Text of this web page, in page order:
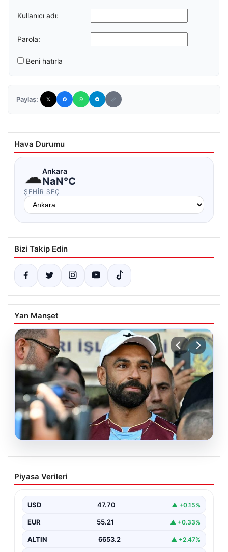
Kullanıcı adı:
Parola:
Beni hatırla
Paylaş:
Hava Durumu
☁Ankara
NaN°C
ŞEHIR SEÇ
Bizi Takip Edin
Yan Manşet
06.08.2026
Salah’ın Trabzonspor tercihi sonrası
olay sözler! “Onu orada görünce…”
Piyasa Verileri
USD 47.70 ▲ +0.15%
EUR 55.21 ▲ +0.33%
ALTIN 6653.2 ▲ +2.47%